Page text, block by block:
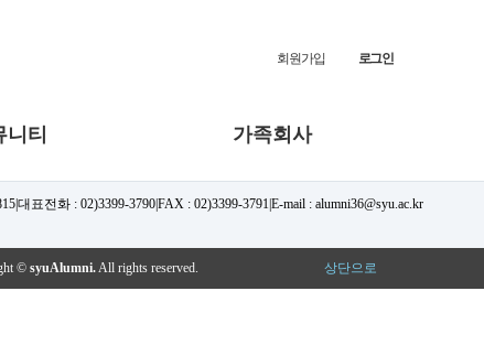
회원가입 로그인
니티 가족회사
대표전화 : 02)3399-3790FAX : 02)3399-3791E-mail : alumni36@syu.ac.kr
© syuAlumni.All rights reserved. 상단으로